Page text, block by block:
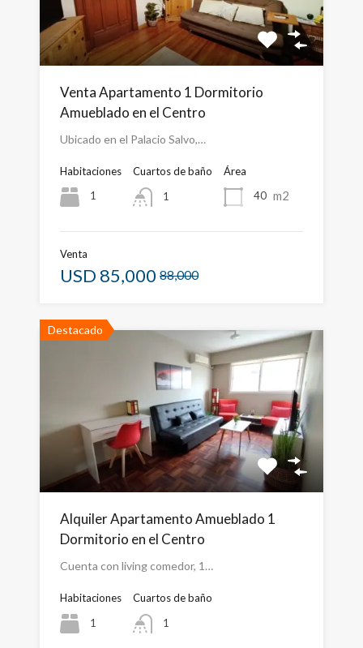
Venta Apartamento 1 Dormitorio
Amueblado en el Centro
Ubicado en el Palacio Salvo,…
Habitaciones
1
Cuartos de baño
1
Área
40 m2
Venta
USD 85,000 88,000
Destacado
Alquiler Apartamento Amueblado 1
Dormitorio en el Centro
Cuenta con living comedor, 1…
Habitaciones
1
Cuartos de baño
1